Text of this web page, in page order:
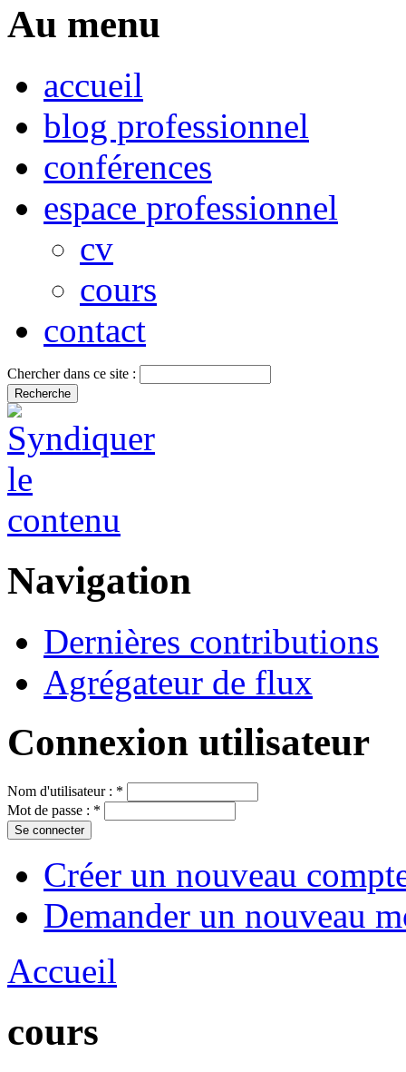
Au menu
accueil
blog professionnel
conférences
espace professionnel
cv
cours
contact
Chercher dans ce site :
Navigation
Dernières contributions
Agrégateur de flux
Connexion utilisateur
Nom d'utilisateur : *
Mot de passe : *
Créer un nouveau
Demander un nouveau
Accueil
cours